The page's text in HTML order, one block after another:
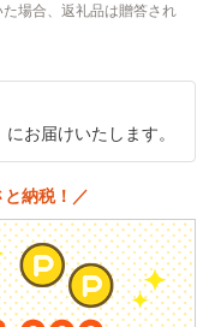
場合、返礼品は贈答され
お届けいたします。
納税！／